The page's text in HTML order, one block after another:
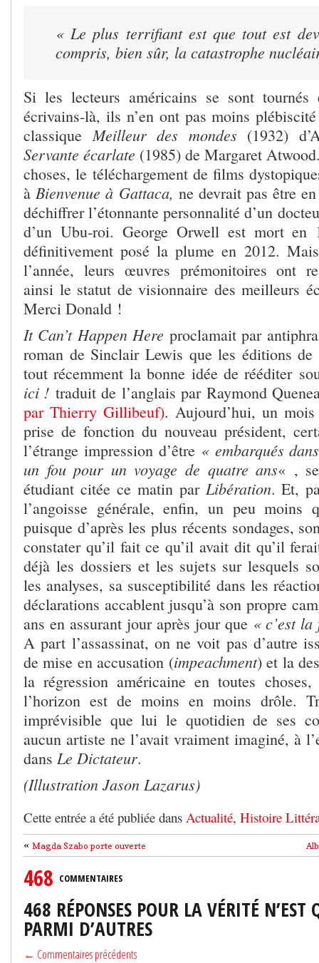
« Le plus terrifiant est que tout est
compris, bien sûr, la catastrophe
Si les lecteurs américains se sont
écrivains-là, ils n’en ont pas moins
classique Meilleur des mondes (1932)
Servante écarlate (1985) de Margaret
choses, le téléchargement de films
à Bienvenue à Gattaca, ne devrait pas être
déchiffrer l’étonnante personnalité d’un
d’un Ubu-roi. George Orwell est mort en
définitivement posé la plume en 2012.
l’année, leurs œuvres prémonitoires ont
ainsi le statut de visionnaire des meilleurs
Merci Donald !
It Can’t Happen Here proclamait par
roman de Sinclair Lewis que les éditions
tout récemment la bonne idée de rééditer
ici ! traduit de l’anglais par Raymond
par Thierry Gillibeuf). Aujourd’hui, un
prise de fonction du nouveau président,
l’étrange impression d’être « embarqués
un fou pour un voyage de quatre ans« ,
étudiant citée ce matin par Libération. Et,
l’angoisse générale, enfin, un peu moins
puisque d’après les plus récents sondages,
constater qu’il fait ce qu’il avait dit qu’il
déjà les dossiers et les sujets sur lesquels
les analyses, sa susceptibilité dans les
déclarations accablent jusqu’à son propre
ans en assurant jour après jour que « c’est
A part l’assassinat, on ne voit pas d’autre
de mise en accusation (impeachment) et la
la régression américaine en toutes
l’horizon est de moins en moins drôle.
imprévisible que lui le quotidien de ses
aucun artiste ne l’avait vraiment imaginé, à
dans Le Dictateur.
(Illustration Jason Lazarus)
Cette entrée a été publiée dans Actualité, Histoire
« Magda Szabo porte ouverte
468 COMMENTAIRES
468 RÉPONSES POUR LA VÉRITÉ N’EST
PARMI D’AUTRES
← Commentaires précédents